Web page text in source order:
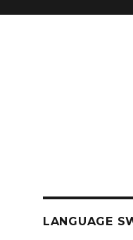
LANGUAGE